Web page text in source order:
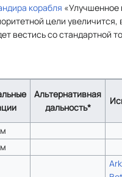
корабля «Улучшенное
цели увеличится,
вестись со стандартной
Альтернативная
дальность*